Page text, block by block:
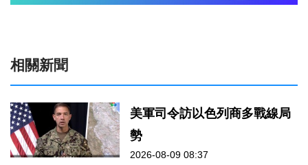
相關新聞
美軍司令訪以色列商多戰線局
勢
2026-08-09 08:37